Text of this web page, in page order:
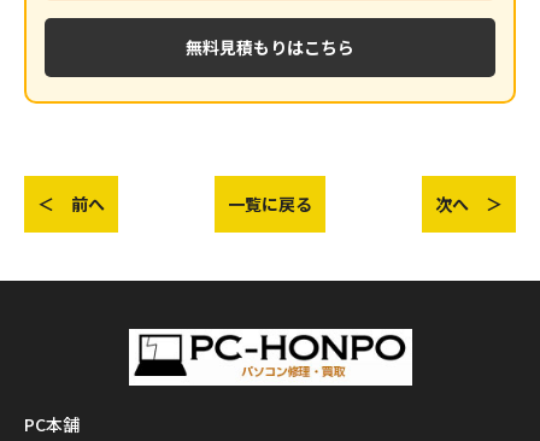
無料見積もりはこちら
＜ 前へ 一覧に戻る 次へ ＞
PC本舗